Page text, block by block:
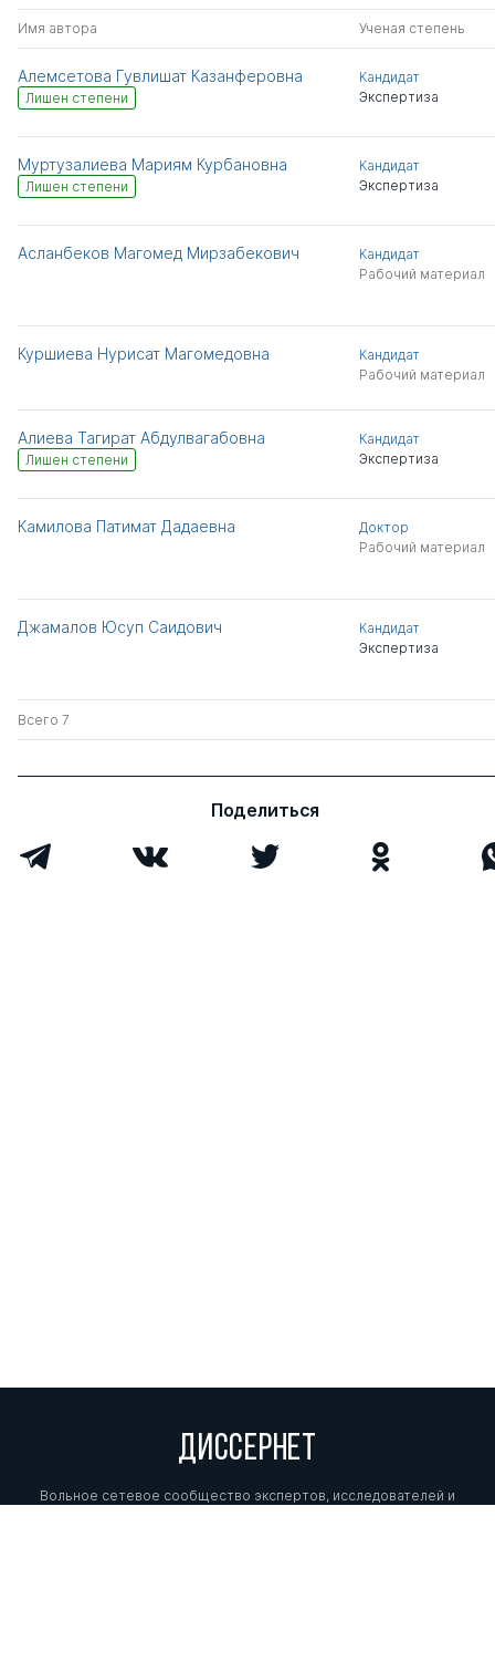
Имя автора Ученая степень
Алемсетова Гувлишат Казанферовна
Лишен степени
Кандидат
Экспертиза
Муртузалиева Мариям Курбановна
Лишен степени
Кандидат
Экспертиза
Асланбеков Магомед Мирзабекович
Кандидат
Рабочий материал
Куршиева Нурисат Магомедовна
Кандидат
Рабочий материал
Алиева Тагират Абдулвагабовна
Лишен степени
Кандидат
Экспертиза
Камилова Патимат Дадаевна
Доктор
Рабочий материал
Джамалов Юсуп Саидович
Кандидат
Экспертиза
Всего 7
Поделиться
ДИССЕРНЕТ
Вольное сетевое сообщество экспертов, исследователей и